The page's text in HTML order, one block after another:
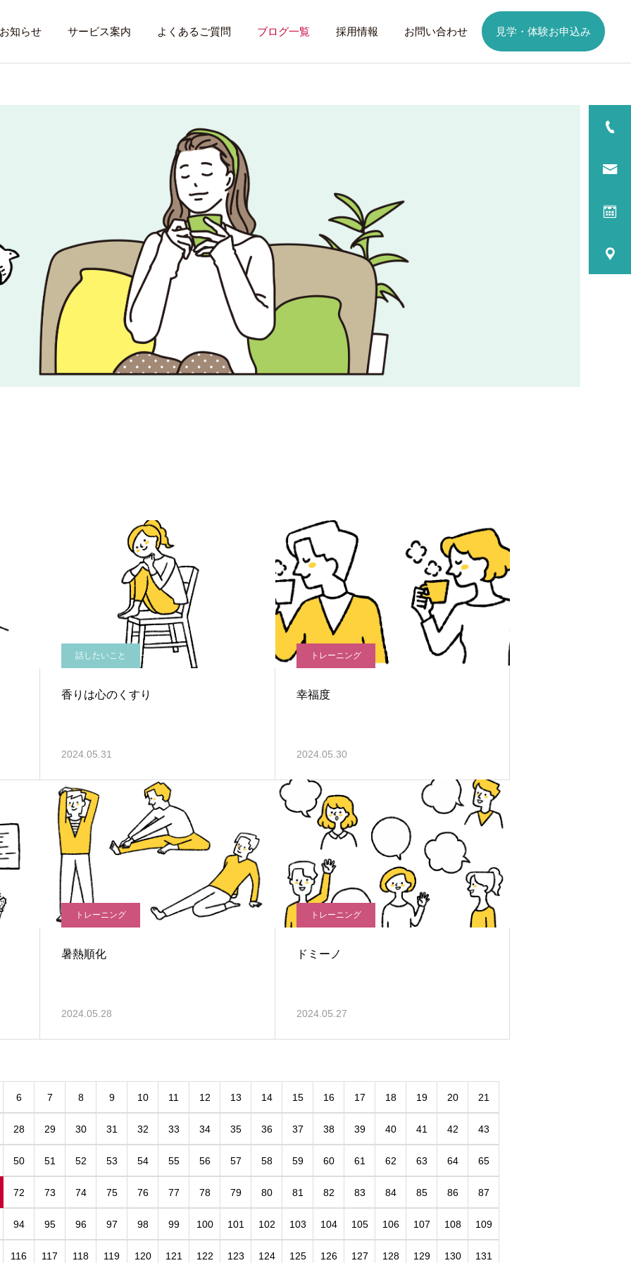
お知らせ サービス案内 よくあるご質問 ブログ一覧 採用情報 お問い合わせ 見学・体験お申込み
詳細を見る
利用者のある１日
就労先・実習先 見学・体験する
話したいこと
社会資源を味方に 歩くことは幸せに
話したいこと
香りは心のくすり
2024.05.31
トレーニング
幸福度
2024.05.30
トレーニング
暑熱順化
2024.05.28
トレーニング
ドミーノ
2024.05.27
6 7 8 9 10 11 12 13 14 15 16 17 18 19 20 21
28 29 30 31 32 33 34 35 36 37 38 39 40 41 42 43
50 51 52 53 54 55 56 57 58 59 60 61 62 63 64 65
72 73 74 75 76 77 78 79 80 81 82 83 84 85 86 87
94 95 96 97 98 99 100 101 102 103 104 105 106 107 108 109
116 117 118 119 120 121 122 123 124 125 126 127 128 129 130 131